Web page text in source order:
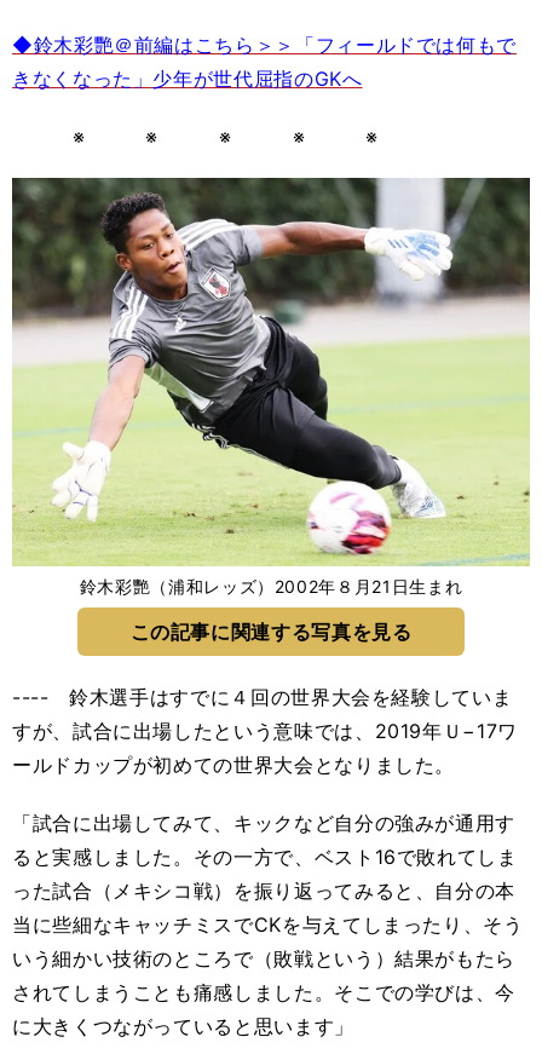
◆鈴木彩艷＠前編はこちら＞＞「フィールドでは何もで
きなくなった」少年が世代屈指のGKへ
※ ※ ※ ※ ※
鈴木彩艷（浦和レッズ）2002年８月21日生まれ
この記事に関連する写真を見る
---- 鈴木選手はすでに４回の世界大会を経験していま
すが、試合に出場したという意味では、2019年Ｕ−17ワ
ールドカップが初めての世界大会となりました。
「試合に出場してみて、キックなど自分の強みが通用す
ると実感しました。その一方で、ベスト16で敗れてしま
った試合（メキシコ戦）を振り返ってみると、自分の本
当に些細なキャッチミスでCKを与えてしまったり、そう
いう細かい技術のところで（敗戦という）結果がもたら
されてしまうことも痛感しました。そこでの学びは、今
に大きくつながっていると思います」